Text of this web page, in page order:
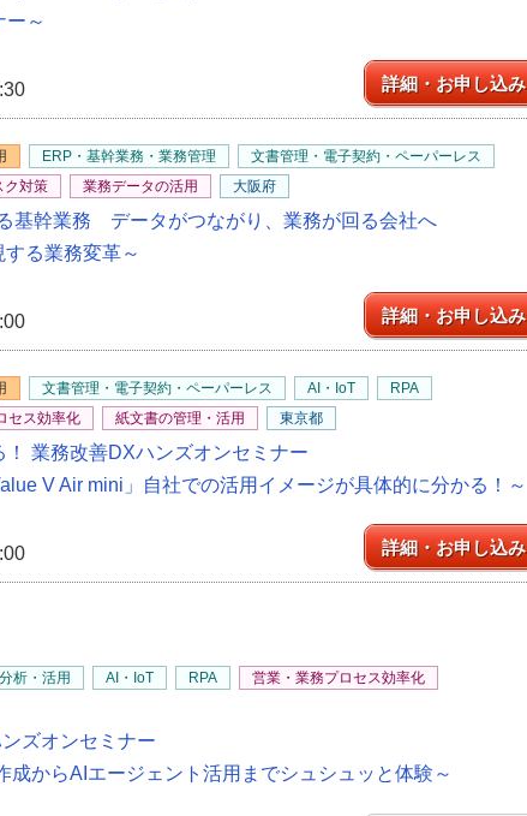
ー～
詳細・お申し込み
ERP・基幹業務・業務管理
文書管理・電子契約・ペーパーレス
ク対策 業務データの活用 大阪府
基幹業務 データがつながり、業務が回る会社へ
る業務変革～
詳細・お申し込み
文書管理・電子契約・ペーパーレス AI・IoT
RPA
セス効率化 紙文書の管理・活用 東京都
業務改善DXハンズオンセミナー
V Air mini」自社での活用イメージが具体的に分かる！～
詳細・お申し込み
析・活用 AI・IoT RPA
営業・業務プロセス効率化
ズオンセミナー
成からAIエージェント活用までシュシュッと体験～